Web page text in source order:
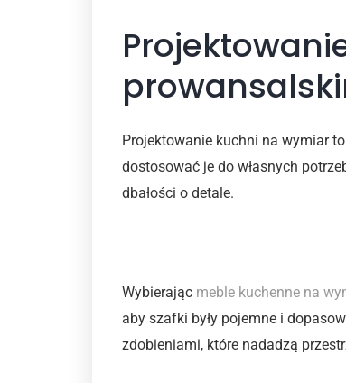
Projektowanie kuchni na wymiar
dostosować je do własnych
dbałości o detale.
Wybierając meble kuchenne na
aby szafki były pojemne i
zdobieniami, które nadadzą